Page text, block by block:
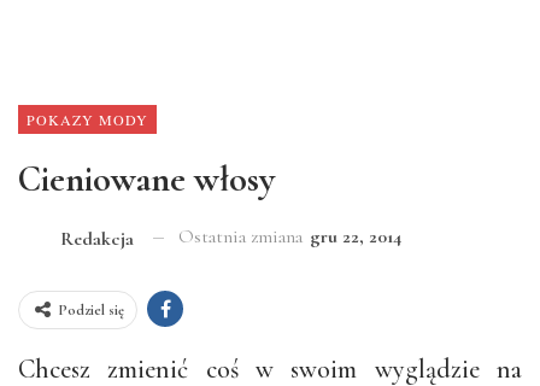
POKAZY MODY
Cieniowane włosy
Redakcja Ostatnia zmiana gru 22, 2014
Podziel się
Chcesz zmienić coś w swoim wyglądzie na